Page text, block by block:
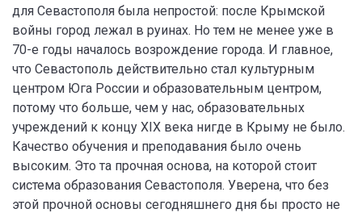
для Севастополя была непростой: после Крымской
войны город лежал в руинах. Но тем не менее уже в
70-е годы началось возрождение города. И главное,
что Севастополь действительно стал культурным
центром Юга России и образовательным центром,
потому что больше, чем у нас, образовательных
учреждений к концу XIX века нигде в Крыму не было.
Качество обучения и преподавания было очень
высоким. Это та прочная основа, на которой стоит
система образования Севастополя. Уверена, что без
этой прочной основы сегодняшнего дня бы просто не